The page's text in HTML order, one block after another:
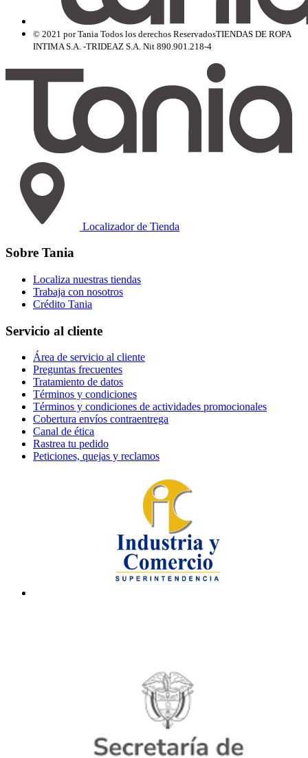
© 2021 por Tania Todos los derechos ReservadosTIENDAS DE ROPA
INTIMA S.A. -TRIDEAZ S.A. Nit 890.901.218-4
Localizador de Tienda
Sobre Tania
Localiza nuestras tiendas
Trabaja con nosotros
Crédito Tania
Servicio al cliente
Área de servicio al cliente
Preguntas frecuentes
Tratamiento de datos
Términos y condiciones
Términos y condiciones de actividades promocionales
Cobertura envíos contraentrega
Canal de ética
Rastrea tu pedido
Peticiones, quejas y reclamos